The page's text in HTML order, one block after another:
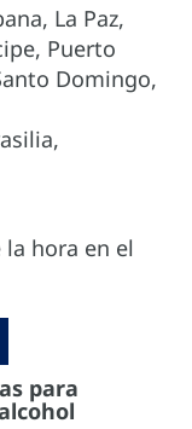
La Paz,
Puerto
Domingo,
hora en el
para